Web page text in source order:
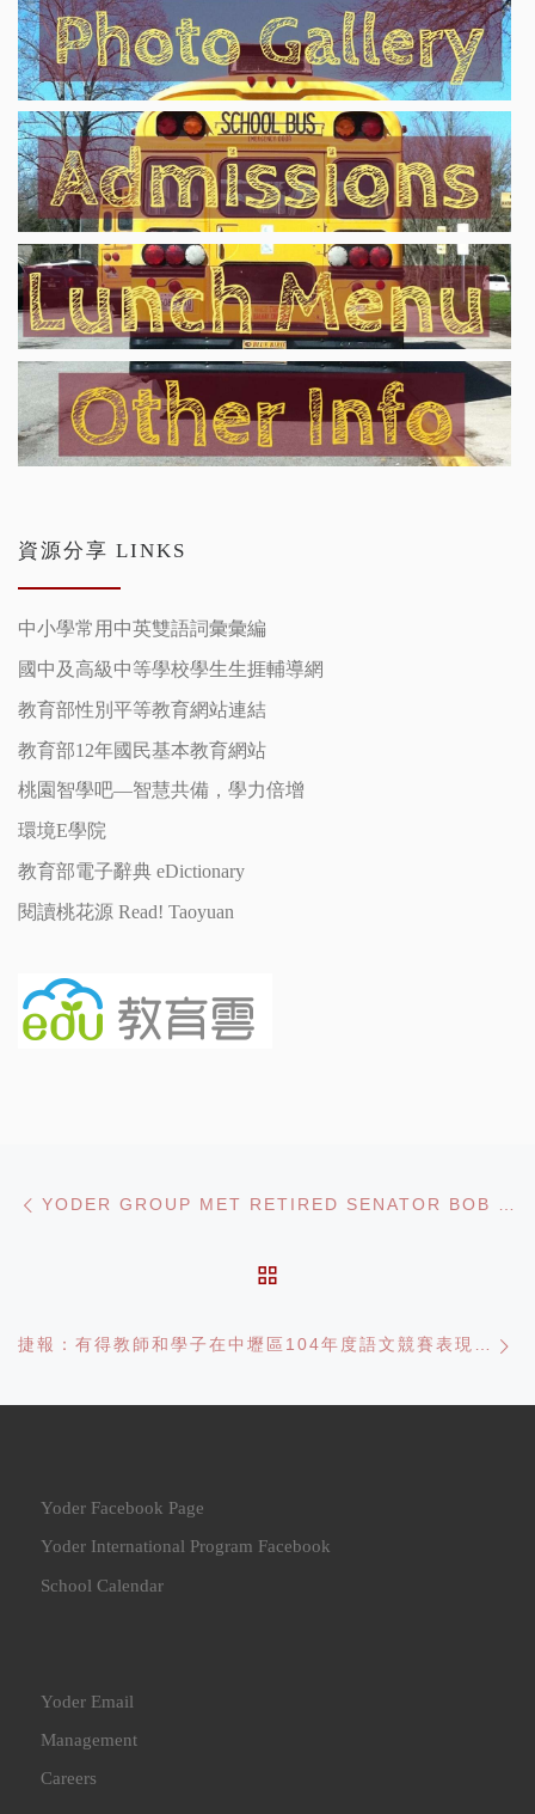
資源分享 LINKS
中小學常用中英雙語詞彙彙編
國中及高級中等學校學生生捱輔導網
教育部性別平等教育網站連結
教育部12年國民基本教育網站
桃園智學吧—智慧共備，學力倍增
環境E學院
教育部電子辭典 eDictionary
閱讀桃花源 Read! Taoyuan
捷報：有得教師和學子在中壢區104年度語文競賽表現亮眼
Yoder Facebook Page
Yoder International Program Facebook
School Calendar
Yoder Email
Management
Careers